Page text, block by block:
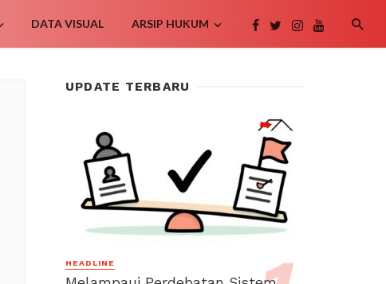
DATA VISUAL ARSIP HUKUM
UPDATE TERBARU
HEADLINE